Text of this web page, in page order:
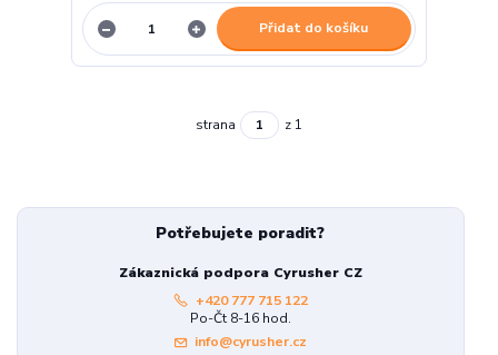
Přidat do košíku
strana z 1
Potřebujete poradit?
Zákaznická podpora Cyrusher CZ
+420 777 715 122
Po-Čt 8-16 hod.
info@cyrusher.cz